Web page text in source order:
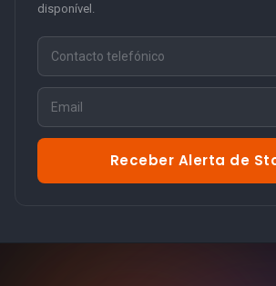
disponível.
Receber Alerta de